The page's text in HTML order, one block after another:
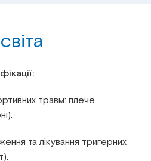
травм: плече
та лікування тригерних